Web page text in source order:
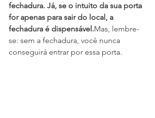
fechadura. Já, se o intuito da sua porta
for apenas para sair do local, a
fechadura é dispensável.Mas, lembre-
se: sem a fechadura, você nunca
conseguirá entrar por essa porta.